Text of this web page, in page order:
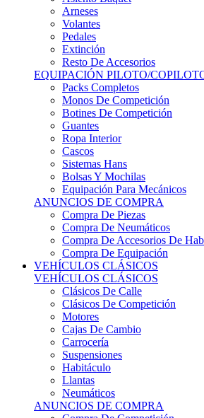
Arneses
Volantes
Pedales
Extinción
Resto De Accesorios
EQUIPACIÓN PILOTO/
Packs Completos
Monos De Competición
Botines De Competición
Guantes
Ropa Interior
Cascos
Sistemas Hans
Bolsas Y Mochilas
Equipación Para Mecánicos
ANUNCIOS DE COMPRA
Compra De Piezas
Compra De Neumáticos
Compra De Accesorios De
Compra De Equipación
VEHÍCULOS CLÁSICOS
VEHÍCULOS CLÁSICOS
Clásicos De Calle
Clásicos De Competición
Motores
Cajas De Cambio
Carrocería
Suspensiones
Habitáculo
Llantas
Neumáticos
ANUNCIOS DE COMPRA